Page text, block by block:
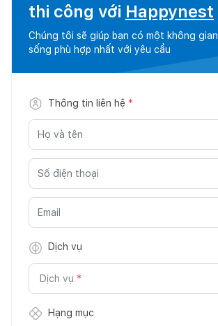
thi công với Happynest
Chúng tôi sẽ giúp bạn có một không gian
sống phù hợp nhất với yêu cầu
Thông tin liên hệ *
Dịch vụ
Dịch vụ *
Hạng mục